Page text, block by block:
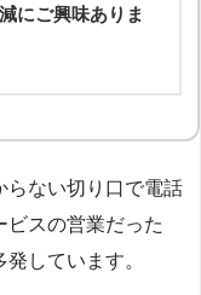
にご興味ありま
らない切り口で電話
ビスの営業だった
しています。